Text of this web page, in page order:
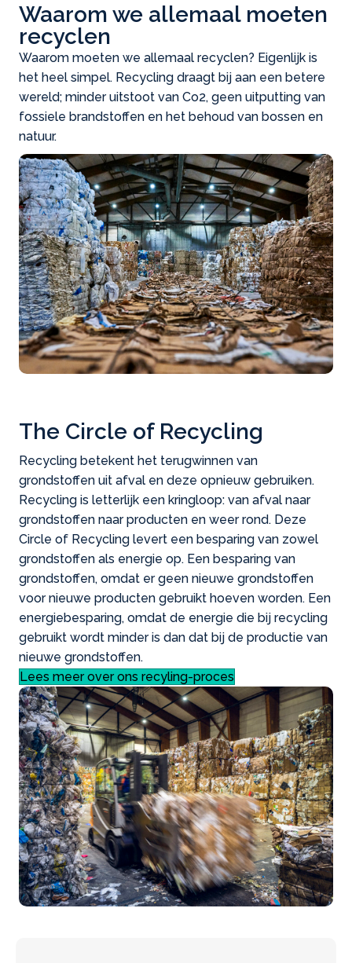
Waarom we allemaal moeten
recyclen
Waarom moeten we allemaal recyclen? Eigenlijk is
het heel simpel. Recycling draagt bij aan een betere
wereld; minder uitstoot van Co2, geen uitputting van
fossiele brandstoffen en het behoud van bossen en
natuur.
The Circle of Recycling
Recycling betekent het terugwinnen van
grondstoffen uit afval en deze opnieuw gebruiken.
Recycling is letterlijk een kringloop: van afval naar
grondstoffen naar producten en weer rond. Deze
Circle of Recycling levert een besparing van zowel
grondstoffen als energie op. Een besparing van
grondstoffen, omdat er geen nieuwe grondstoffen
voor nieuwe producten gebruikt hoeven worden. Een
energiebesparing, omdat de energie die bij recycling
gebruikt wordt minder is dan dat bij de productie van
nieuwe grondstoffen.
Lees meer over ons recyling-proces